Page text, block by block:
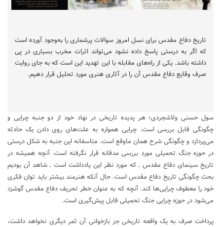
تاریخ دفاع مقدس برای نسل امروز سوالات پرشماری را به‌وجود آورده است
که اگر به درستی پاسخ داده نشود می‌تواند اثرات مخرب بسیاری در پی
داشته باشد. یکی از راه‌های مقابله با این تهدید این است که به جای روایت
صرف وقایع دفاع مقدس آن را در آثاری هنری مورد تحلیل قرار دهیم.
سول حسنی ولاشجردی؛ هر پدیده تاریخی در نهاد خود از دو جنبه چرایی و
چگونگی قابل بررسی است. چرایی همواره به علت‌های روی دادن یک حادثه
می‌پردازد و چگونگی شرح همان ماوقع است. متاسفانه این جنبه به شکل درستی
در حوزه جنگ تحمیلی مورد بررسی مدقانه قرار نگرفته است. آنچه همیشه در
تاریخ سینمای دفاع مقدس ـ که مورد نظر این یادداشت است ـ شاهد آن بودیم
بحث چگونگی تاریخ دفاع مقدس است. حال آنکه هنرمند بیشتر باید توان فکری
خود را معطوف چرایی‌ها کند. آنچه که به عنوان خطر تحریف دفاع مقدس گوشزد
می‌شود در حوزه چرایی جنگ تحمیلی قابل پیش‌گیری است.
پرداخت صرف به یک واقعه تاریخی جز بازخوانی آن ثمر دیگری نخواهد داشت،